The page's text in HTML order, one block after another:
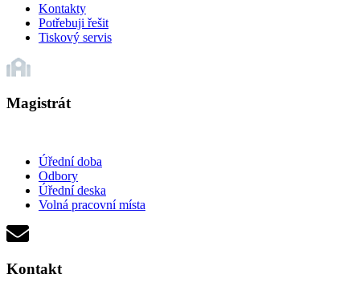
Kontakty
Potřebuji řešit
Tiskový servis
Magistrát
Úřední doba
Odbory
Úřední deska
Volná pracovní místa
Kontakt